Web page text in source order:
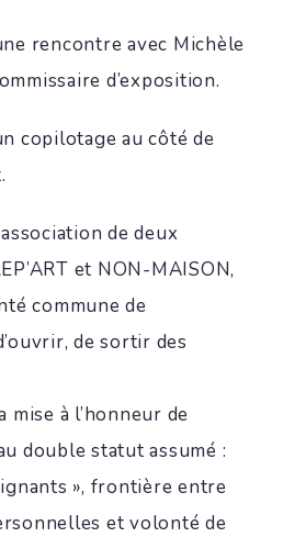
rencontre avec Michèle
d’exposition.
copilotage au côté de
de deux
et NON-MAISON,
commune de
de sortir des
mise à l’honneur de
double statut assumé :
», frontière entre
et volonté de